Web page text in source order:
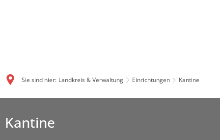
Sie sind hier: Landkreis & Verwaltung Einrichtungen Kantine
Kantine